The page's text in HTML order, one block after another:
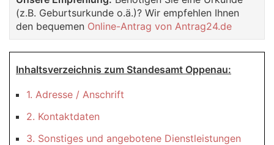
(z.B. Geburtsurkunde o.ä.)? Wir empfehlen Ihnen
den bequemen Online-Antrag von Antrag24.de
Inhaltsverzeichnis zum Standesamt Oppenau:
1. Adresse / Anschrift
2. Kontaktdaten
3. Sonstiges und angebotene Dienstleistungen